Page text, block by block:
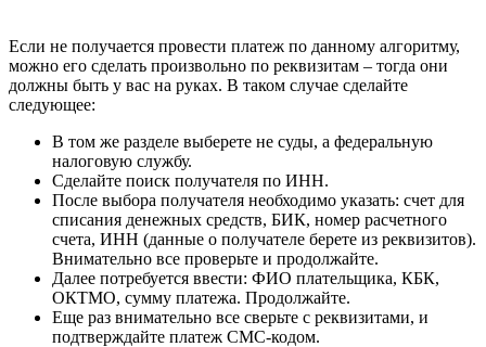
Если не получается провести платеж по данному алгоритму,
можно его сделать произвольно по реквизитам – тогда они
должны быть у вас на руках. В таком случае сделайте
следующее:
В том же разделе выберете не суды, а федеральную
налоговую службу.
Сделайте поиск получателя по ИНН.
После выбора получателя необходимо указать: счет для
списания денежных средств, БИК, номер расчетного
счета, ИНН (данные о получателе берете из реквизитов).
Внимательно все проверьте и продолжайте.
Далее потребуется ввести: ФИО плательщика, КБК,
ОКТМО, сумму платежа. Продолжайте.
Еще раз внимательно все сверьте с реквизитами, и
подтверждайте платеж СМС-кодом.